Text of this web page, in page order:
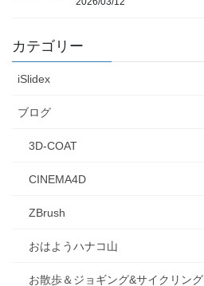
カテゴリー
iSlidex
ブログ
3D-COAT
CINEMA4D
ZBrush
おはようハナコ山
お散歩＆ジョギング&サイクリング